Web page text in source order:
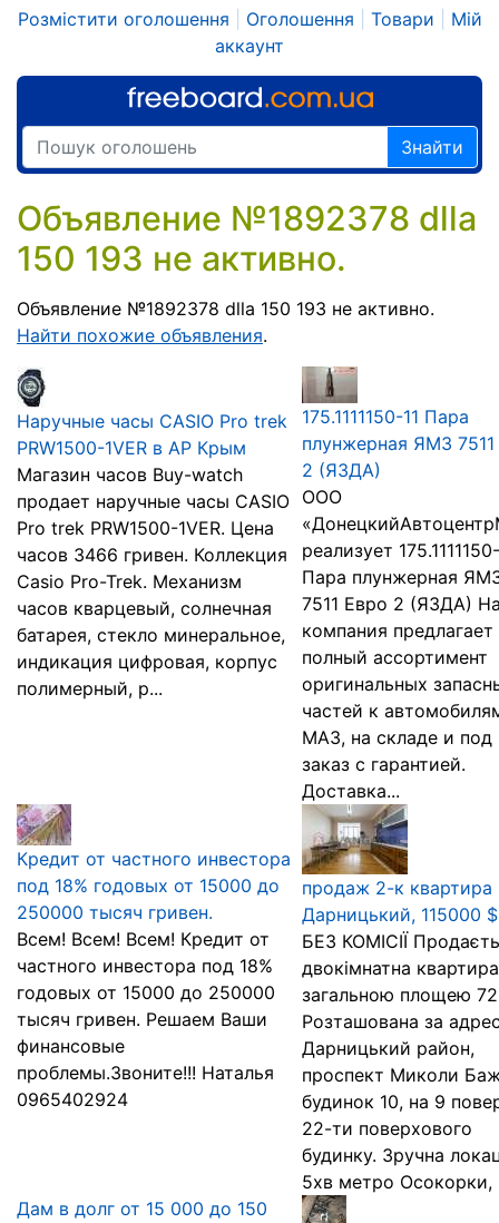
Розмістити оголошення Оголошення Товари
Мій
аккаунт
Знайти
Объявление №1892378 dlla
150 193 не активно.
Объявление №1892378 dlla 150 193 не активно.
Найти похожие объявления.
Наручные часы CASIO Pro trek
PRW1500-1VER в АР Крым
Магазин часов Buy-watch
продает наручные часы CASIO
Pro trek PRW1500-1VER. Цена
часов 3466 гривен. Коллекция
Casio Pro-Trek. Механизм
часов кварцевый, солнечная
батарея, стекло минеральное,
индикация цифровая, корпус
полимерный, р...
175.1111150-11 Пара
плунжерная ЯМЗ
2 (ЯЗДА)
ООО
реализует
Пара плунжерная
7511 Евро 2 (ЯЗДА)
компания предлагает
полный ассортимент
оригинальных
частей к
МАЗ, на складе и под
заказ с гарантией.
Доставка...
Кредит от частного инвестора
под 18% годовых от 15000 до
250000 тысяч гривен.
Всем! Всем! Всем! Кредит от
частного инвестора под 18%
годовых от 15000 до 250000
тысяч гривен. Решаем Ваши
финансовые
проблемы.Звоните!!! Наталья
0965402924
продаж 2-к квартира
Дарницький, 115000 $
БЕЗ КОМІСІЇ
двокімнатна квартира
загальною площею
Розташована за
Дарницький район,
проспект Миколи
будинок 10, на 9
22-ти поверхового
будинку. Зручна
5хв метро Осокорки,
Дам в долг от 15 000 до 150